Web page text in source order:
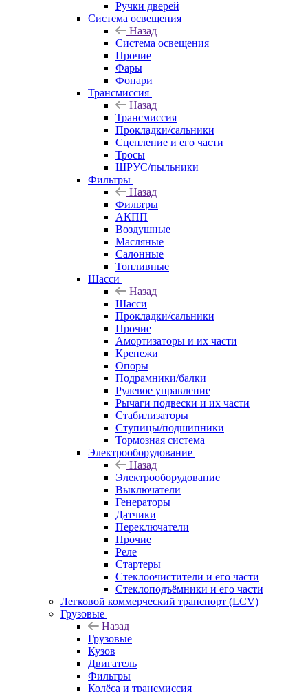
Ручки дверей
Система освещения
Назад
Система освещения
Прочие
Фары
Фонари
Трансмиссия
Назад
Трансмиссия
Прокладки/сальники
Сцепление и его части
Тросы
ШРУС/пыльники
Фильтры
Назад
Фильтры
АКПП
Воздушные
Масляные
Салонные
Топливные
Шасси
Назад
Шасси
Прокладки/сальники
Прочие
Амортизаторы и их части
Крепежи
Опоры
Подрамники/балки
Рулевое управление
Рычаги подвески и их части
Стабилизаторы
Ступицы/подшипники
Тормозная система
Электрооборудование
Назад
Электрооборудование
Выключатели
Генераторы
Датчики
Переключатели
Прочие
Реле
Стартеры
Стеклоочистители и его части
Стеклоподъёмники и его части
Легковой коммерческий транспорт (LCV)
Грузовые
Назад
Грузовые
Кузов
Двигатель
Фильтры
Колёса и трансмиссия